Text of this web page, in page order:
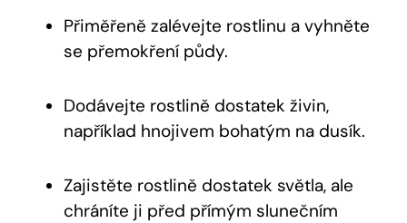
Přiměřeně zalévejte rostlinu a vyhněte
se přemokření půdy.
Dodávejte rostlině dostatek živin,
například hnojivem bohatým na dusík.
Zajistěte rostlině dostatek světla, ale
chráníte ji před přímým slunečním